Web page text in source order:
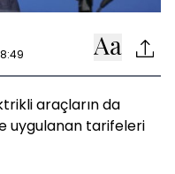
araçların da
uygulanan tarifeleri